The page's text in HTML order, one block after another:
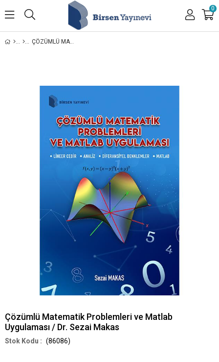
0
ÇÖZÜMLÜ MATEMATIK PROBLEMLERI VE MATLAB UYGULAMASI / DR. SEZAI MAKAS
Çözümlü Matematik Problemleri ve Matlab
Uygulaması / Dr. Sezai Makas
(86086)